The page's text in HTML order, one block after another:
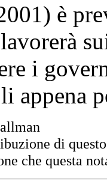
è
i
appena
di
che questa